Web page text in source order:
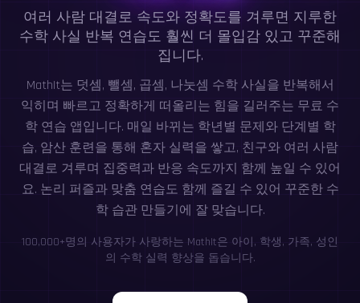
여러 사람 대결로 속도와 정확도를 겨루면 지루한
수학 사실 반복 연습도 훨씬 더 몰입감 있고 꾸준해
집니다.
MathIt는 덧셈, 뺄셈, 곱셈, 나눗셈 수학 사실을 반복해서
익히며 빠르고 정확하게 떠올리는 힘을 길러주는 무료 수
학 연습 앱입니다. 매일 바뀌는 학년별 문제와 단계별 학
습, 암산 훈련을 통해 혼자 실력을 쌓고, 친구와 여러 사람
대결로 겨루며 집중력과 반응 속도까지 함께 높일 수 있어
요. 논리 퍼즐과 맞춤 연습도 함께 즐길 수 있어 꾸준한 수
학 습관 만들기에 잘 맞습니다.
100,000+명의 사용자가 사랑하는 MathIt은 아이, 학생, 가족, 성인
의 수학 실력 향상을 돕습니다.